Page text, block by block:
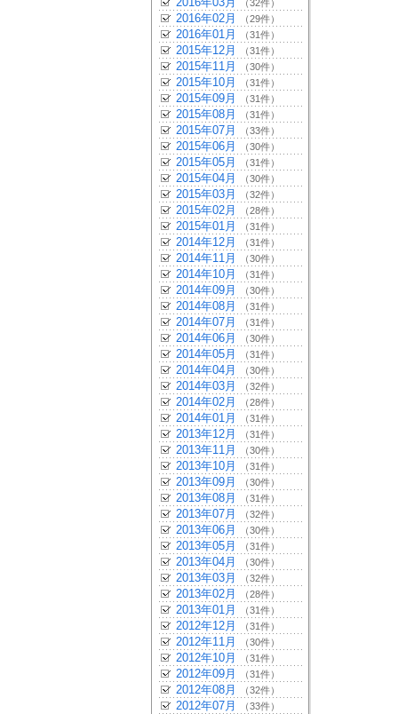
（32件）
2016年02月 （29件）
2016年01月 （31件）
2015年12月 （31件）
2015年11月 （30件）
2015年10月 （31件）
2015年09月 （31件）
2015年08月 （31件）
2015年07月 （33件）
2015年06月 （30件）
2015年05月 （31件）
2015年04月 （30件）
2015年03月 （32件）
2015年02月 （28件）
2015年01月 （31件）
2014年12月 （31件）
2014年11月 （30件）
2014年10月 （31件）
2014年09月 （30件）
2014年08月 （31件）
2014年07月 （31件）
2014年06月 （30件）
2014年05月 （31件）
2014年04月 （30件）
2014年03月 （32件）
2014年02月 （28件）
2014年01月 （31件）
2013年12月 （31件）
2013年11月 （30件）
2013年10月 （31件）
2013年09月 （30件）
2013年08月 （31件）
2013年07月 （32件）
2013年06月 （30件）
2013年05月 （31件）
2013年04月 （30件）
2013年03月 （32件）
2013年02月 （28件）
2013年01月 （31件）
2012年12月 （31件）
2012年11月 （30件）
2012年10月 （31件）
2012年09月 （31件）
2012年08月 （32件）
2012年07月 （33件）